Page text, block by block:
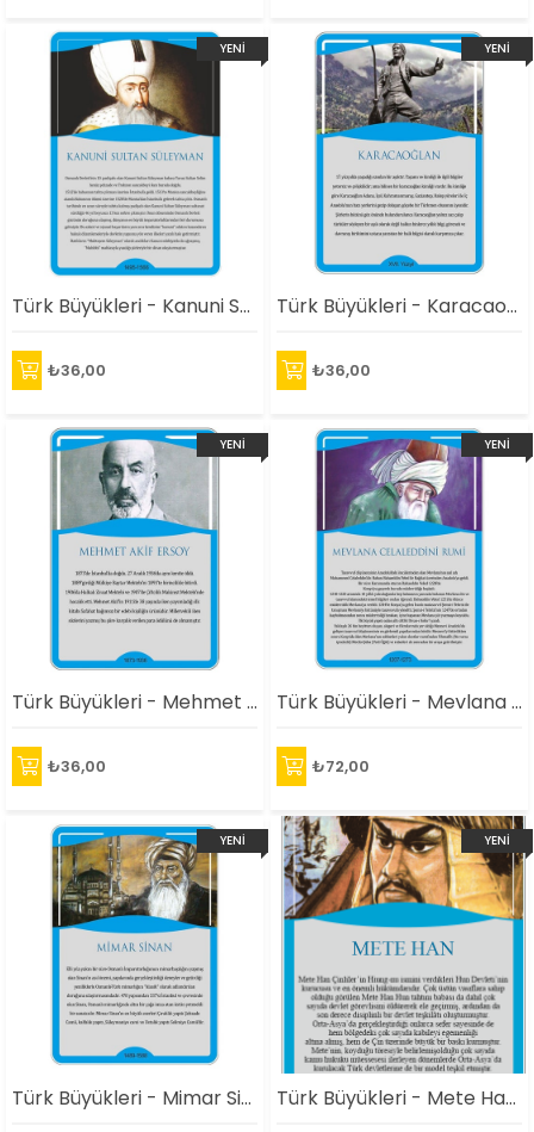
Türk Büyükleri - Kanuni Sultan Süleyman Afişi
₺36,00
YENI
Türk Büyükleri - Karacaoğlan Afişi
₺36,00
YENI
ÜRÜN
Türk Büyükleri - Mehmet Akif Ersoy Afişi
₺36,00
YENI
Türk Büyükleri - Mevlana Afişi
₺72,00
YENI
Türk Büyükleri - Mimar Sinan Afişi
YENI
ÜRÜN
Türk Büyükleri - Mete Han Afişi
YENI
ÜRÜN